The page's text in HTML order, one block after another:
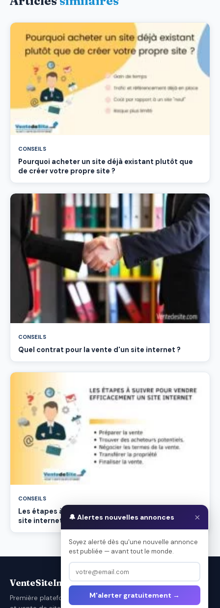
CONSEILS
Pourquoi acheter un site déjà existant plutôt que
de créer votre propre site ?
CONSEILS
Quel contrat pour la vente d'un site internet ?
CONSEILS
Les étapes à suivre pour vendre efficacement un
site internet
🔔 Alertes nouvelles annonces ×
Soyez alerté dès qu'une nouvelle annonce
est publiée — avant tout le monde.
M'alerter gratuitement →
VenteSiteInternet.com
Première plateforme française d'achat